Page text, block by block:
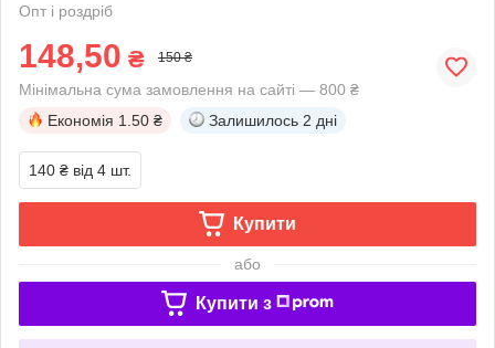
Опт і роздріб
148,50 ₴ 150 ₴
Мінімальна сума замовлення на сайті — 800 ₴
Економія 1.50 ₴ Залишилось 2 дні
140 ₴ від 4 шт.
Купити
або
Купити з